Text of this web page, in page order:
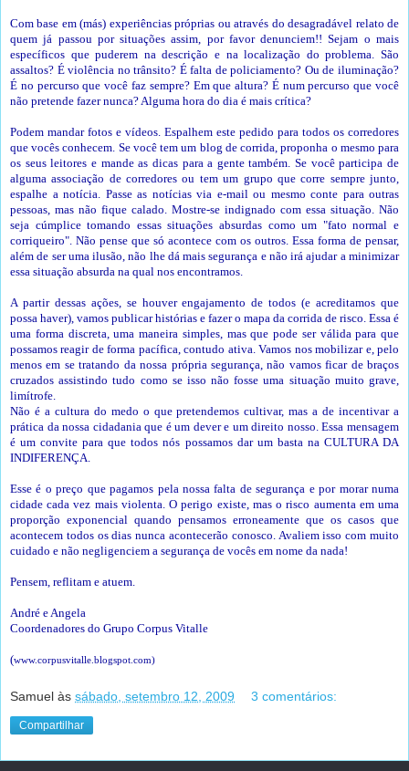
Com base em (más) experiências próprias ou através do desagradável relato de
quem já passou por situações assim, por favor denunciem!! Sejam o mais
específicos que puderem na descrição e na localização do problema. São
assaltos? É violência no trânsito? É falta de policiamento? Ou de iluminação?
É no percurso que você faz sempre? Em que altura? É num percurso que você
não pretende fazer nunca? Alguma hora do dia é mais crítica?
Podem mandar fotos e vídeos. Espalhem este pedido para todos os corredores
que vocês conhecem. Se você tem um blog de corrida, proponha o mesmo para
os seus leitores e mande as dicas para a gente também. Se você participa de
alguma associação de corredores ou tem um grupo que corre sempre junto,
espalhe a notícia. Passe as notícias via e-mail ou mesmo conte para outras
pessoas, mas não fique calado. Mostre-se indignado com essa situação. Não
seja cúmplice tomando essas situações absurdas como um "fato normal e
corriqueiro". Não pense que só acontece com os outros. Essa forma de pensar,
além de ser uma ilusão, não lhe dá mais segurança e não irá ajudar a minimizar
essa situação absurda na qual nos encontramos.
A partir dessas ações, se houver engajamento de todos (e acreditamos que
possa haver), vamos publicar histórias e fazer o mapa da corrida de risco. Essa é
uma forma discreta, uma maneira simples, mas que pode ser válida para que
possamos reagir de forma pacífica, contudo ativa. Vamos nos mobilizar e, pelo
menos em se tratando da nossa própria segurança, não vamos ficar de braços
cruzados assistindo tudo como se isso não fosse uma situação muito grave,
limítrofe.
Não é a cultura do medo o que pretendemos cultivar, mas a de incentivar a
prática da nossa cidadania que é um dever e um direito nosso. Essa mensagem
é um convite para que todos nós possamos dar um basta na CULTURA DA
INDIFERENÇA.
Esse é o preço que pagamos pela nossa falta de segurança e por morar numa
cidade cada vez mais violenta. O perigo existe, mas o risco aumenta em uma
proporção exponencial quando pensamos erroneamente que os casos que
acontecem todos os dias nunca acontecerão conosco. Avaliem isso com muito
cuidado e não negligenciem a segurança de vocês em nome da nada!
Pensem, reflitam e atuem.
André e Angela
Coordenadores do Grupo Corpus Vitalle
(www.corpusvitalle.blogspot.com)
Samuel às sábado, setembro 12, 2009 3 comentários:
Compartilhar